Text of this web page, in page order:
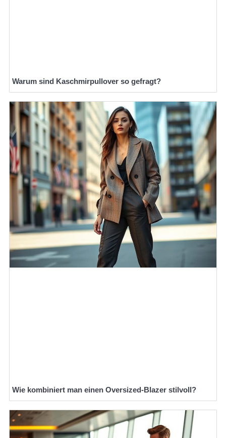
Warum sind Kaschmirpullover so gefragt?
Wie kombiniert man einen Oversized-Blazer stilvoll?